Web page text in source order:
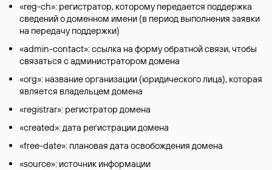
«reg-ch»: регистратор, которому передается поддержка
сведений о доменном имени (в период выполнения заявки
на передачу поддержки)
«admin-contact»: ссылка на форму обратной связи, чтобы
связаться с администратором домена
«org»: название организации (юридического лица), которая
является владельцем домена
«registrar»: регистратор домена
«created»: дата регистрации домена
«free-date»: плановая дата освобождения домена
«source»: источник информации